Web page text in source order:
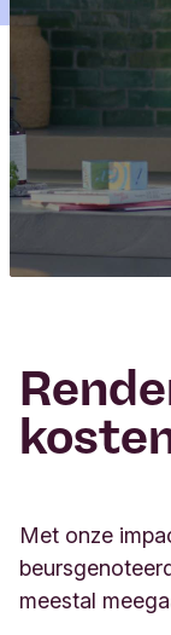
a
Met onze
meestal